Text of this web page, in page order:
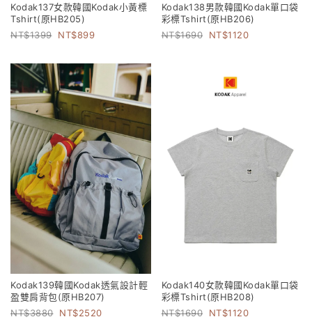
Kodak137女款韓國Kodak小黃標
Tshirt(原HB205)
1399
899
Kodak138男款韓國Kodak單口袋
彩標Tshirt(原HB206)
1690
1120
Kodak139韓國Kodak透氣設計輕
盈雙肩背包(原HB207)
3880
2520
Kodak140女款韓國Kodak單口袋
彩標Tshirt(原HB208)
1690
1120